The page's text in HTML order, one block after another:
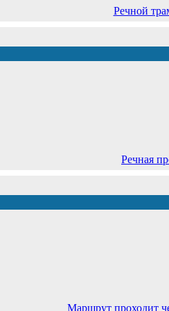
Речной
Речная
Маршрут проходит